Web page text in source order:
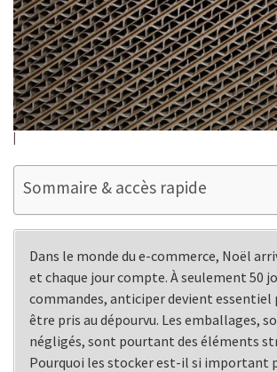
Sommaire & accès rapide
Dans le monde du e-commerce, Noël
et chaque jour compte. À seulement 50
commandes, anticiper devient essentiel
être pris au dépourvu. Les emballages,
négligés, sont pourtant des éléments
Pourquoi les stocker est-il si important